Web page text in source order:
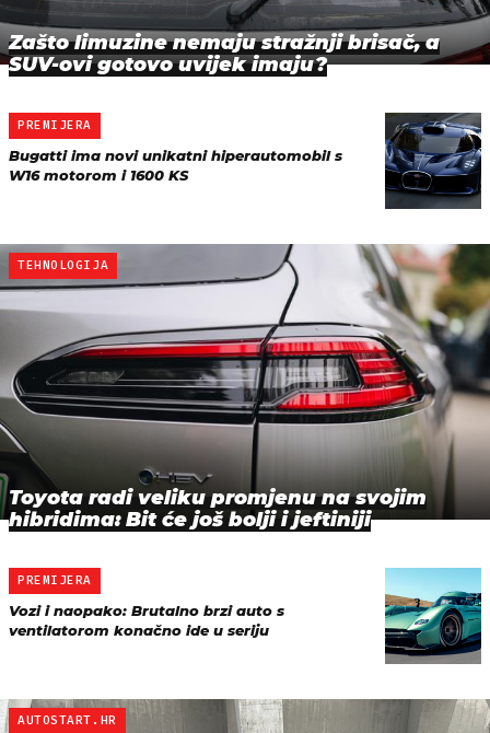
Zašto limuzine nemaju stražnji brisač, a
SUV-ovi gotovo uvijek imaju?
PREMIJERA
Bugatti ima novi unikatni hiperautomobil s
W16 motorom i 1600 KS
TEHNOLOGIJA
Toyota radi veliku promjenu na svojim
hibridima: Bit će još bolji i jeftiniji
PREMIJERA
Vozi i naopako: Brutalno brzi auto s
ventilatorom konačno ide u seriju
AUTOSTART.HR